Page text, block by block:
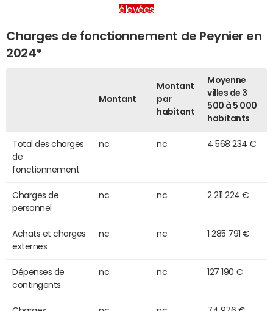
élevées
Charges de fonctionnement de Peynier en
2024*
Montant
Montant
par
habitant
Moyenne
villes de 3
500 à 5 000
habitants
Total des charges
de
fonctionnement
nc nc 4 568 234 €
Charges de
personnel
nc nc 2 211 224 €
Achats et charges
externes
nc nc 1 285 791 €
Dépenses de
contingents
nc nc 127 190 €